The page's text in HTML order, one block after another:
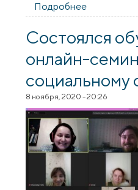
Подробнее
Состоялся
онлайн-
8 ноября, 2020 - 20:26